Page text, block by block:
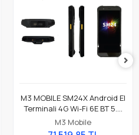
M3 MOBILE SM24X Android El
Terminali 4G Wi-Fi 6E BT 5.3
NFC, 8GB/128GB, CM60E 2D
Okuyucu
M3 Mobile